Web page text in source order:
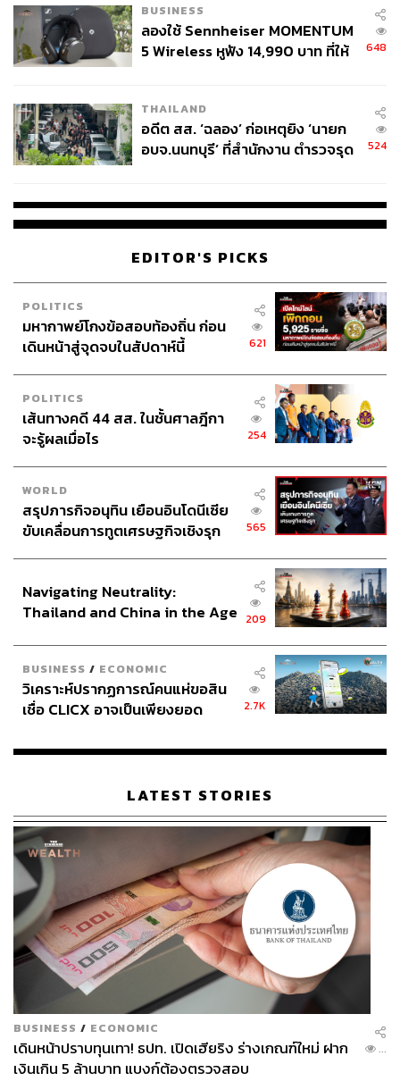
BUSINESS
ลองใช้ Sennheiser MOMENTUM
5 Wireless หูฟัง 14,990 บาท ที่ให้
648
THAILAND
อดีต สส. ‘ฉลอง’ ก่อเหตุยิง ‘นายก
อบจ.นนทบุรี’ ที่สำนักงาน ตำรวจรุด
524
EDITOR'S PICKS
POLITICS
มหากาพย์โกงข้อสอบท้องถิ่น ก่อน
เดินหน้าสู่จุดจบในสัปดาห์นี้
621
POLITICS
เส้นทางคดี 44 สส. ในชั้นศาลฎีกา
จะรู้ผลเมื่อไร
254
WORLD
สรุปภารกิจอนุทิน เยือนอินโดนีเซีย
ขับเคลื่อนการทูตเศรษฐกิจเชิงรุก
565
Navigating Neutrality:
Thailand and China in the Age
209
BUSINESS / ECONOMIC
วิเคราะห์ปรากฏการณ์คนแห่ขอสิน
เชื่อ CLICX อาจเป็นเพียงยอด
เรือนไทยที่ถูกซุกไว้
2.7K
LATEST STORIES
BUSINESS / ECONOMIC
เดินหน้าปราบทุนเทา! ธปท. เปิดเฮียริง ร่างเกณฑ์ใหม่ ฝาก
เงินเกิน 5 ล้านบาท แบงก์ต้องตรวจสอบ
...